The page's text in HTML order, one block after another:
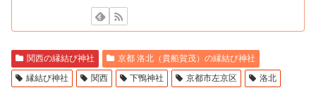
関西の縁結び神社
京都 洛北（貴船賀茂）の縁結び神社
縁結び神社
関西 下鴨神社 京都市左京区 洛北